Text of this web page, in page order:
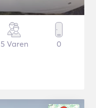
5 Varen 0